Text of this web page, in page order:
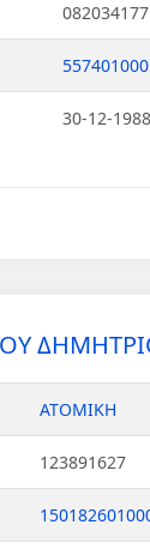
082034177
30-12-1988
ΑΤΟΜΙΚΗ
123891627